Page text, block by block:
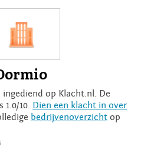
op Klacht.nl. De
10. Dien een klacht in over
bedrijvenoverzicht op